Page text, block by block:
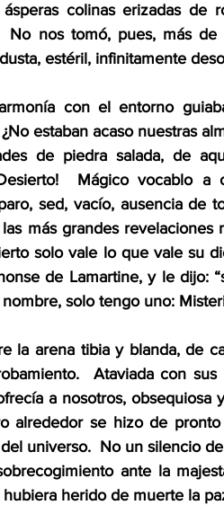
colinas erizadas de
No nos tomó, pues, más
estéril, infinitamente
con el entorno
estaban acaso nuestras
de piedra salada, de
Mágico vocablo
sed, vacío, ausencia de
más grandes
solo vale lo que vale su
de Lamartine, y le dijo:
solo tengo uno:
la arena tibia y blanda, de
Ataviada con
a nosotros,
alrededor se hizo de
universo.  No un silencio
ante la
herido de muerte la